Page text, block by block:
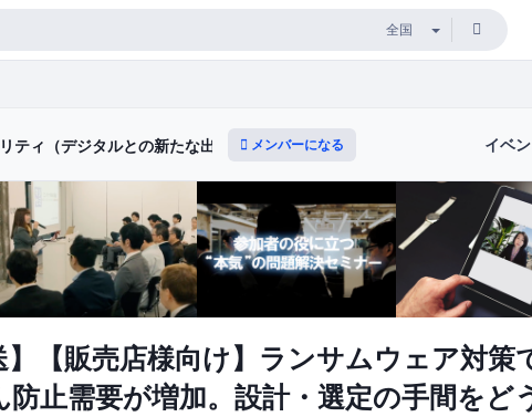
ティ（デジタルとの新たな出会いと体験）
メンバーになる イベ
】【販売店様向け】ランサムウェア対策
防止需要が増加。設計・選定の手間をど